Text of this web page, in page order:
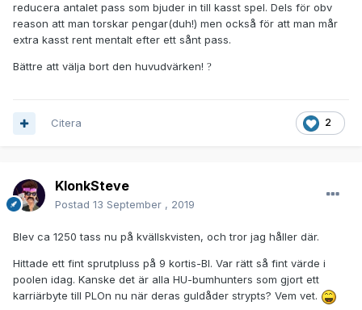
reducera antalet pass som bjuder in till kasst spel. Dels för obv
reason att man torskar pengar(duh!) men också för att man mår
extra kasst rent mentalt efter ett sånt pass.
Bättre att välja bort den huvudvärken! ?
2
Citera
KlonkSteve
Postad 13 September , 2019
Blev ca 1250 tass nu på kvällskvisten, och tror jag håller där.
Hittade ett fint sprutpluss på 9 kortis-BI. Var rätt så fint värde i
poolen idag. Kanske det är alla HU-bumhunters som gjort ett
karriärbyte till PLOn nu när deras guldåder strypts? Vem vet.